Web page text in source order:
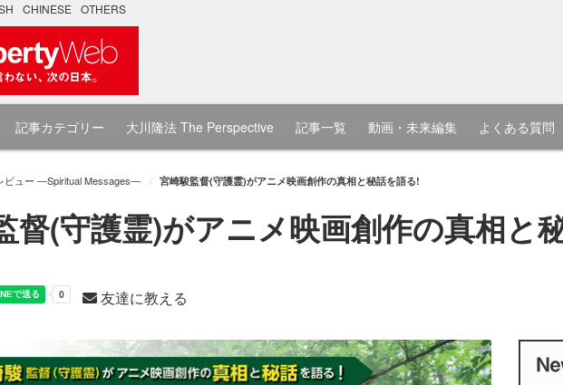
CHINESE OTHERS
記事カテゴリー 大川隆法 The Perspective 記事一覧 動画・未来編集 よくある質問
ビュー ―Spiritual Messages― 宮崎駿監督(守護霊)がアニメ映画創作の真相と秘話を語る!
督(守護霊)がアニメ映画創作の真相と
友達に教える